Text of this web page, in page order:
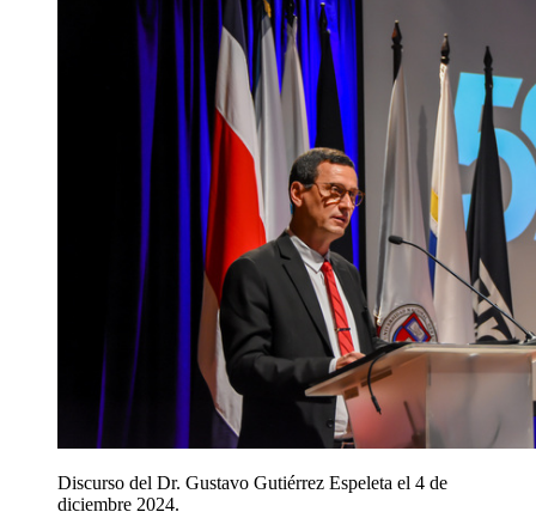
Discurso del Dr. Gustavo Gutiérrez Espeleta el 4 de
diciembre 2024.